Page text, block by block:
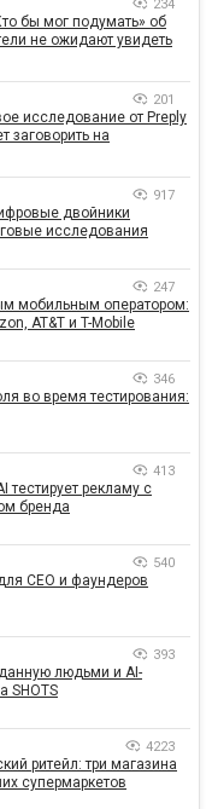
234
бы мог подумать» об
не ожидают увидеть
201
исследование от Preply
заговорить на
917
двойники
исследования
247
мобильным оператором:
AT&T и T-Mobile
346
во время тестирования:
413
рекламу с
бренда
540
CEO и фаундеров
393
людьми и AI-
SHOTS
4223
ритейл: три магазина
супермаркетов